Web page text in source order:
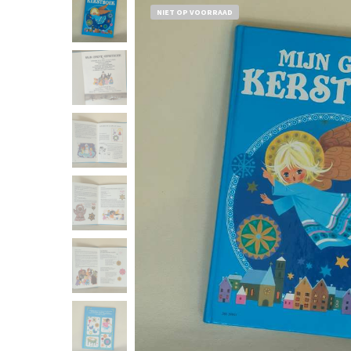
NIET OP VOORRAAD